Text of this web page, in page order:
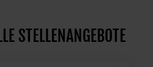
STELLENANGEBOTE